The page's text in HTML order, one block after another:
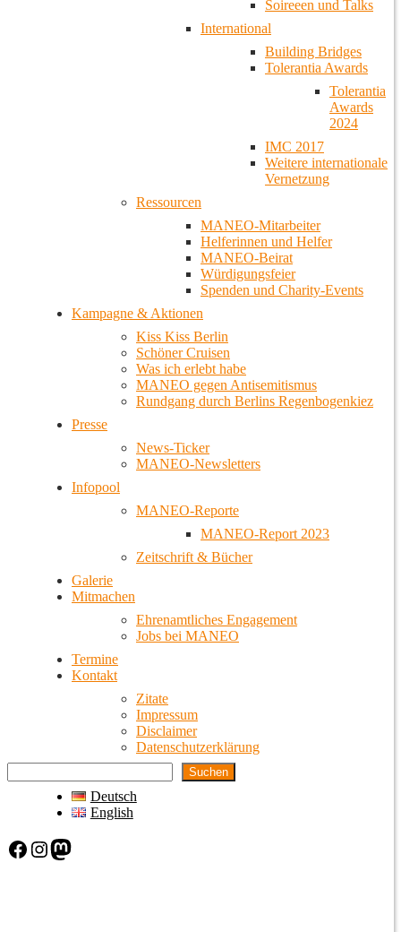
Soireeen und Talks
International
Building Bridges
Tolerantia Awards
Tolerantia
Awards
2024
IMC 2017
Weitere internationale
Vernetzung
Ressourcen
MANEO-Mitarbeiter
Helferinnen und Helfer
MANEO-Beirat
Würdigungsfeier
Spenden und Charity-Events
Kampagne & Aktionen
Kiss Kiss Berlin
Schöner Cruisen
Was ich erlebt habe
MANEO gegen Antisemitismus
Rundgang durch Berlins Regenbogenkiez
Presse
News-Ticker
MANEO-Newsletters
Infopool
MANEO-Reporte
MANEO-Report 2023
Zeitschrift & Bücher
Galerie
Mitmachen
Ehrenamtliches Engagement
Jobs bei MANEO
Termine
Kontakt
Zitate
Impressum
Disclaimer
Datenschutzerklärung
Suchen
Deutsch
English
Facebook Instagram Mastodon